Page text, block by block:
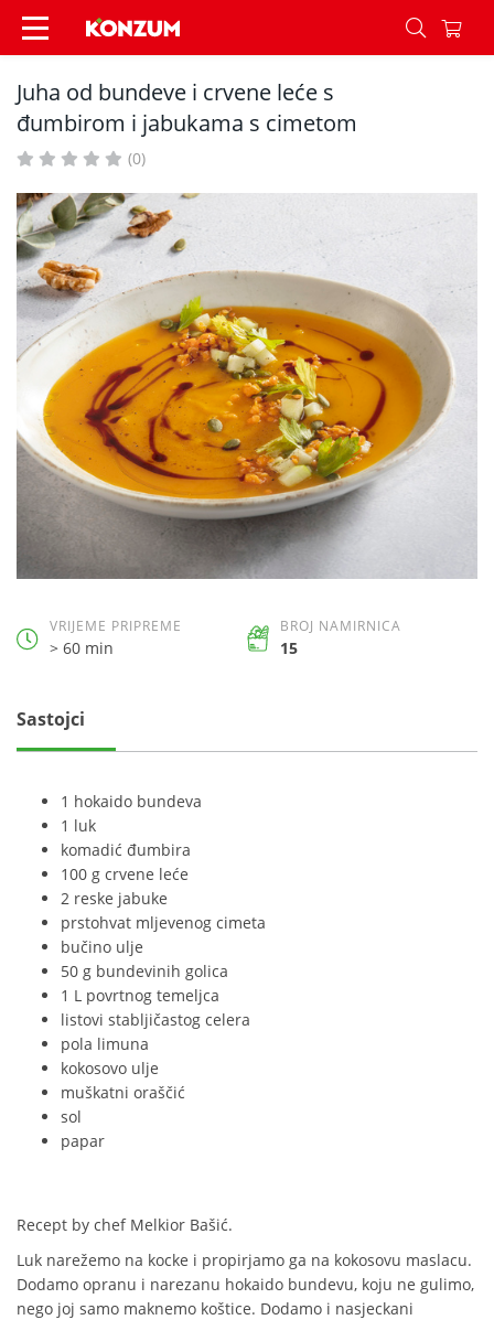
Juha od bundeve i crvene leće s đumbirom i
Juha od bundeve i crvene leće s
đumbirom i jabukama s cimetom
(0)
VRIJEME PRIPREME
> 60 min
BROJ NAMIRNICA
15
Sastojci
1 hokaido bundeva
1 luk
komadić đumbira
100 g crvene leće
2 reske jabuke
prstohvat mljevenog cimeta
bučino ulje
50 g bundevinih golica
1 L povrtnog temeljca
listovi stabljičastog celera
pola limuna
kokosovo ulje
muškatni oraščić
sol
papar
Recept by chef Melkior Bašić.
Luk narežemo na kocke i propirjamo ga na kokosovu maslacu.
Dodamo opranu i narezanu hokaido bundevu, koju ne gulimo,
nego joj samo maknemo koštice. Dodamo i nasjeckani